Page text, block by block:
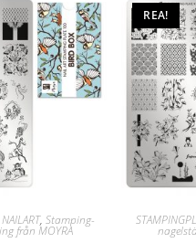
NAILART,Stamping-
från MOYRA
REA!